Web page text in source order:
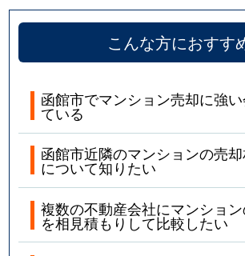
こんな方におすす
函館市でマンション売却に強
ている
函館市近隣のマンションの売
について知りたい
複数の不動産会社にマンショ
を相見積もりして比較したい